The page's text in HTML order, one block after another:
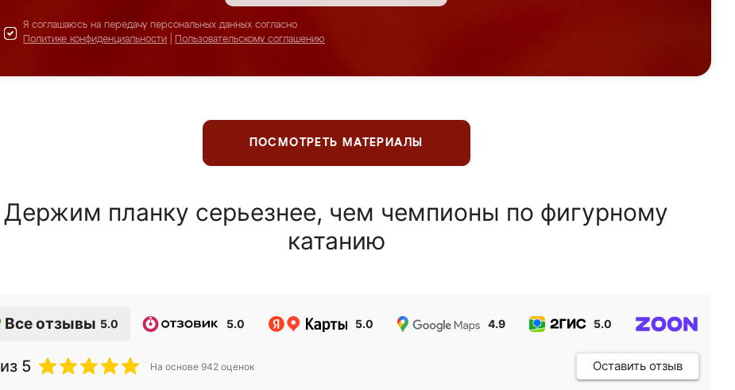
Я соглашаюсь на передачу персональных данных согласно
Политике конфиденциальности
Пользовательскому соглашению
ПОСМОТРЕТЬ МАТЕРИАЛЫ
Держим планку серьезнее, чем чемпионы по фигурному
катанию
Все отзывы 5.0 5.0 5.0 4.9 5.0
из 5 На основе 942 оценок Оставить отзыв